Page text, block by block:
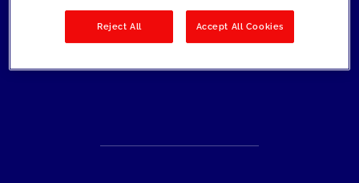
ermöglichen wir ein ganzheitliches,
personalisiertes Nutzungserlebnis über
Reject All Accept All Cookies